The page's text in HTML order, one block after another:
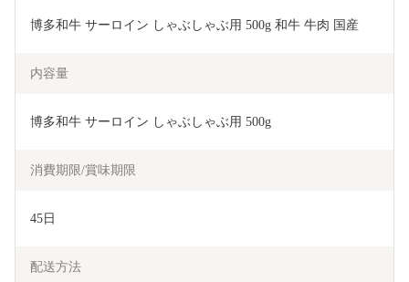
博多和牛 サーロイン しゃぶしゃぶ用 500g 和牛 牛肉 国産
内容量
博多和牛 サーロイン しゃぶしゃぶ用 500g
消費期限/賞味期限
45日
配送方法